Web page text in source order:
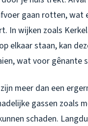
gaan rotten, wat
In wijken zoals
elkaar staan, kan
wat voor gênante
meer dan een
gassen zoals
schaden.